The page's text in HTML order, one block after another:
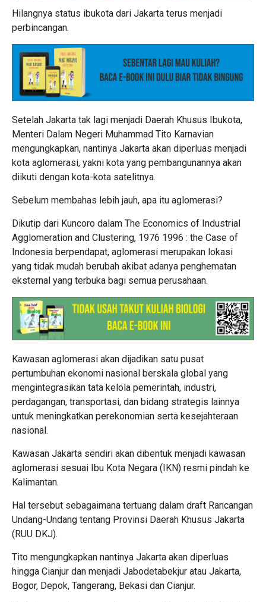
Hilangnya status ibukota dari Jakarta terus menjadi
perbincangan.
Setelah Jakarta tak lagi menjadi Daerah Khusus Ibukota,
Menteri Dalam Negeri Muhammad Tito Karnavian
mengungkapkan, nantinya Jakarta akan diperluas menjadi
kota aglomerasi, yakni kota yang pembangunannya akan
diikuti dengan kota-kota satelitnya.
Sebelum membahas lebih jauh, apa itu aglomerasi?
Dikutip dari Kuncoro dalam The Economics of Industrial
Agglomeration and Clustering, 1976 1996 : the Case of
Indonesia berpendapat, aglomerasi merupakan lokasi
yang tidak mudah berubah akibat adanya penghematan
eksternal yang terbuka bagi semua perusahaan.
Kawasan aglomerasi akan dijadikan satu pusat
pertumbuhan ekonomi nasional berskala global yang
mengintegrasikan tata kelola pemerintah, industri,
perdagangan, transportasi, dan bidang strategis lainnya
untuk meningkatkan perekonomian serta kesejahteraan
nasional.
Kawasan Jakarta sendiri akan dibentuk menjadi kawasan
aglomerasi sesuai Ibu Kota Negara (IKN) resmi pindah ke
Kalimantan.
Hal tersebut sebagaimana tertuang dalam draft Rancangan
Undang-Undang tentang Provinsi Daerah Khusus Jakarta
(RUU DKJ).
Tito mengungkapkan nantinya Jakarta akan diperluas
hingga Cianjur dan menjadi Jabodetabekjur atau Jakarta,
Bogor, Depok, Tangerang, Bekasi dan Cianjur.